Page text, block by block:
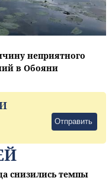
неприятного
в Обояни
Отправить
снизились темпы